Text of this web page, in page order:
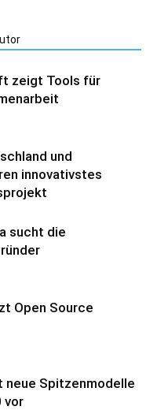
zeigt Tools für
und
innovativstes
sucht die
Open Source
Spitzenmodelle
vor